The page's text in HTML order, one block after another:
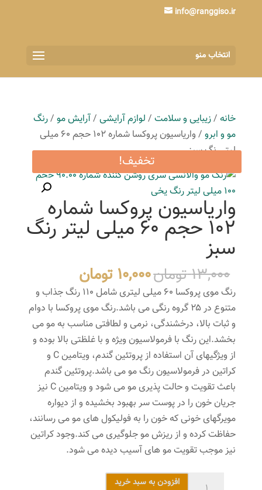
info@ranggiso.ir
انتخاب منو
خانه/زیبایی و سلامت/ لوازم آرایشی/آرایش مو/رنگ
مو و ابرو
/ واریاسیون پروکسا شماره 102 حجم 60 میلی
لیتر رنگ سبز
تخفیف!
واریاسیون پروکسا شماره
102 حجم 60 میلی لیتر رنگ
سبز
13,000تومانقیمت
اصلی
13,000 تومان
بود.
10,000تومانقیمت
فعلی
10,000 تومان
است.
رنگ موی پروکسا ۶۰ میلی لیتری شامل ۱۱۰ رنگ جذاب و
متنوع در ۲۵ گروه رنگی می باشد.رنگ موی پروکسا با دوام
و ثبات بالا، درخشندگی، نرمی و لطافتی مناسب به مو می
بخشد.این رنگ با فرمولاسیون ویژه و با غلظتی بالا بوده و
از ویژگیهای آن استفاده از پروتئین گندم، ویتامین C و
کراتین در فرمولاسیون رنگ مو می باشد.پروتئین گندم
باعث تقویت و حالت پذیری مو می شود و ویتامین C نیز
جریان خون را در پوست سر بهبود بخشیده و از دیواره
مویرگهای خونی که خون را به فولیکول های مو می رسانند،
حفاظت کرده و از ریزش مو جلوگیری می کند.وجود کراتین
نیز موجب تقویت مو های آسیب دیده می شود.
افزودن به سبد خرید